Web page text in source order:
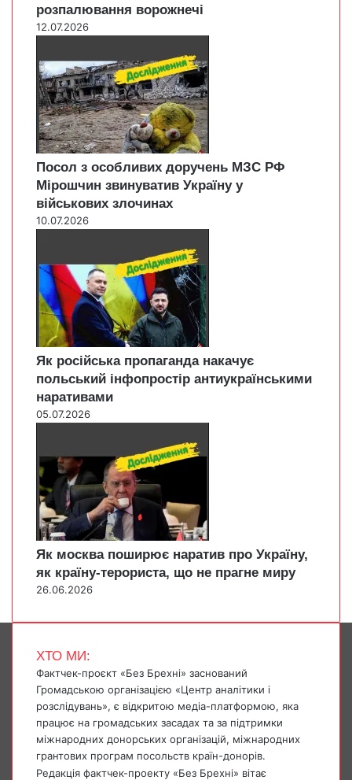
розпалювання ворожнечі
12.07.2026
Посол з особливих доручень МЗС РФ
Мірошчин звинуватив Україну у
військових злочинах
10.07.2026
Як російська пропаганда накачує
польський інфопростір антиукраїнськими
наративами
05.07.2026
Як москва поширює наратив про Україну,
як країну-терориста, що не прагне миру
26.06.2026
ХТО МИ:
Фактчек-проєкт «Без Брехні» заснований
Громадською організацією «Центр аналітики і
розслідувань», є відкритою медіа-платформою, яка
працює на громадських засадах та за підтримки
міжнародних донорських організацій, міжнародних
грантових програм посольств країн-донорів.
Редакція фактчек-проекту «Без Брехні» вітає